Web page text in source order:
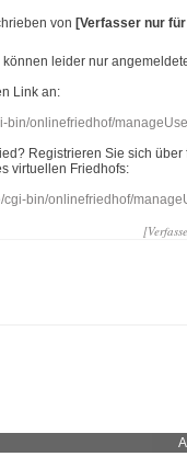
von [Verfasser nur
leider nur
Link an:
bin/onlinefriedhof/
Registrieren Sie sich
virtuellen Friedhofs:
cgi-bin/onlinefriedhof/